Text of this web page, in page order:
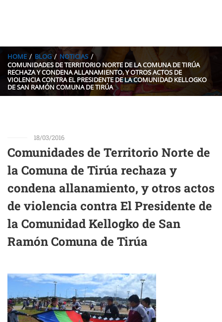
HOME BLOG
NOTICIAS
COMUNIDADES DE TERRITORIO NORTE DE LA COMUNA DE TIRÚA
RECHAZA Y CONDENA ALLANAMIENTO, Y OTROS ACTOS DE
VIOLENCIA CONTRA EL PRESIDENTE DE LA COMUNIDAD KELLOGKO
DE SAN RAMÓN COMUNA DE TIRÚA
18/03/2016
Comunidades de Territorio Norte de
la Comuna de Tirúa rechaza y
condena allanamiento, y otros actos
de violencia contra El Presidente de
la Comunidad Kellogko de San
Ramón Comuna de Tirúa